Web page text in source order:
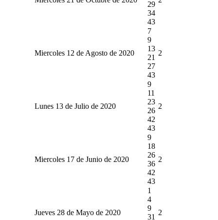
29
34
43
Miercoles 12 de Agosto de 2020
7
9
13
21
27
43
2
Lunes 13 de Julio de 2020
9
11
23
26
42
43
2
Miercoles 17 de Junio de 2020
9
18
26
36
42
43
2
Jueves 28 de Mayo de 2020
1
4
9
31
2